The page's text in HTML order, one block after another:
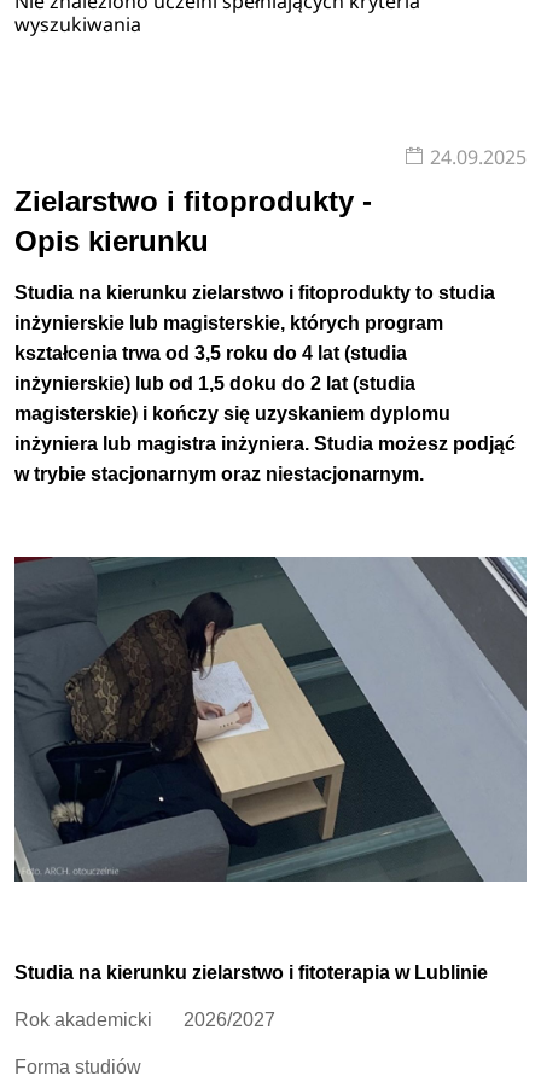
wyszukiwania
24.09.2025
Zielarstwo i fitoprodukty -
Opis kierunku
Studia na kierunku zielarstwo i fitoprodukty to studia
inżynierskie lub magisterskie, których program
kształcenia trwa od 3,5 roku do 4 lat (studia
inżynierskie) lub od 1,5 doku do 2 lat (studia
magisterskie) i kończy się uzyskaniem dyplomu
inżyniera lub magistra inżyniera. Studia możesz podjąć
w trybie stacjonarnym oraz niestacjonarnym.
Studia na kierunku zielarstwo i fitoterapia w Lublinie
Rok akademicki 2026/2027
Forma studiów